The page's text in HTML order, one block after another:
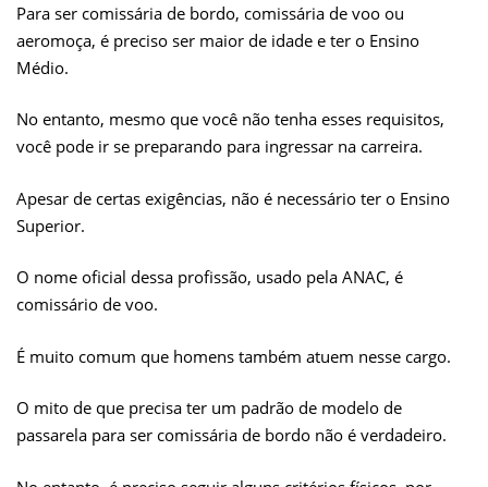
Para ser comissária de bordo, comissária de voo ou
aeromoça, é preciso ser maior de idade e ter o Ensino
Médio.
No entanto, mesmo que você não tenha esses requisitos,
você pode ir se preparando para ingressar na carreira.
Apesar de certas exigências, não é necessário ter o Ensino
Superior.
O nome oficial dessa profissão, usado pela ANAC, é
comissário de voo.
É muito comum que homens também atuem nesse cargo.
O mito de que precisa ter um padrão de modelo de
passarela para ser comissária de bordo não é verdadeiro.